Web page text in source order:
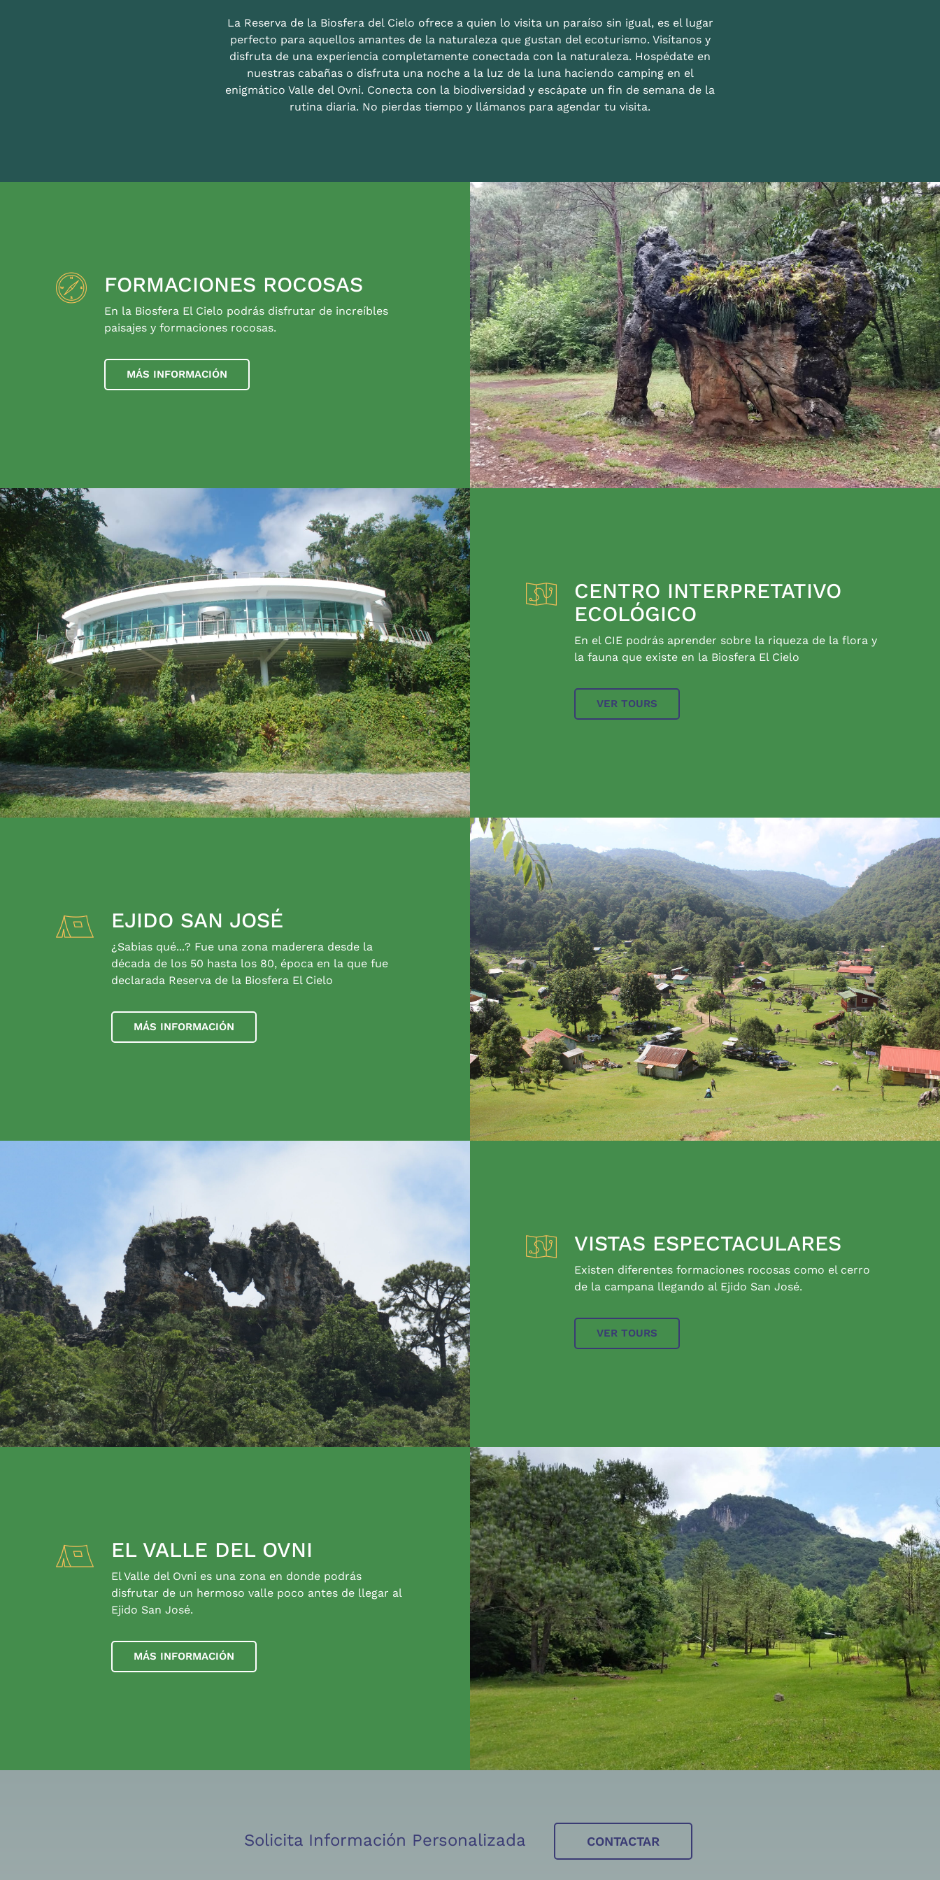
La Reserva de la Biosfera del Cielo ofrece a quien lo visita un paraíso sin igual, es el lugar
perfecto para aquellos amantes de la naturaleza que gustan del ecoturismo. Visítanos y
disfruta de una experiencia completamente conectada con la naturaleza. Hospédate en
nuestras cabañas o disfruta una noche a la luz de la luna haciendo camping en el
enigmático Valle del Ovni. Conecta con la biodiversidad y escápate un fin de semana de la
rutina diaria. No pierdas tiempo y llámanos para agendar tu visita.
FORMACIONES ROCOSAS
En la Biosfera El Cielo podrás disfrutar de increíbles
paisajes y formaciones rocosas.
MÁS INFORMACIÓN
CENTRO INTERPRETATIVO
ECOLÓGICO
En el CIE podrás aprender sobre la riqueza de la flora y
la fauna que existe en la Biosfera El Cielo
VER TOURS
EJIDO SAN JOSÉ
¿Sabias qué...? Fue una zona maderera desde la
década de los 50 hasta los 80, época en la que fue
declarada Reserva de la Biosfera El Cielo
MÁS INFORMACIÓN
VISTAS ESPECTACULARES
Existen diferentes formaciones rocosas como el cerro
de la campana llegando al Ejido San José.
VER TOURS
EL VALLE DEL OVNI
El Valle del Ovni es una zona en donde podrás
disfrutar de un hermoso valle poco antes de llegar al
Ejido San José.
MÁS INFORMACIÓN
Solicita Información Personalizada CONTACTAR